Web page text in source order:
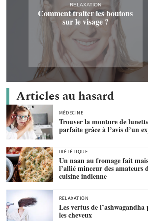
RELAXATION
Comment traiter les boutons
sur le visage ?
Articles au hasard
MÉDECINE
Trouver la monture de
parfaite grâce à l’avis d’un
DIÉTÉTIQUE
Un naan au fromage fait
l’allié minceur des amateurs
cuisine indienne
RELAXATION
Les vertus de l’ashwagandha
les cheveux